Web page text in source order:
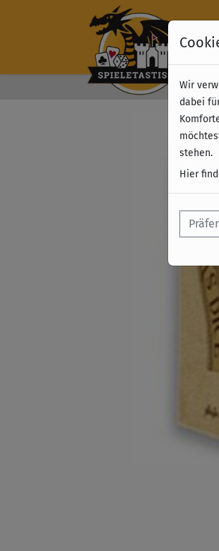
Wir
dabei
stehen.
Hier